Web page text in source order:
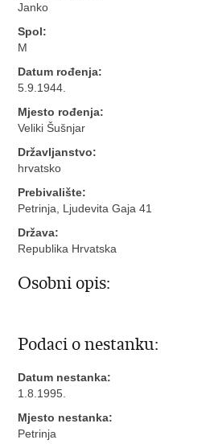
Janko
Spol:
M
Datum rođenja:
5.9.1944.
Mjesto rođenja:
Veliki Šušnjar
Državljanstvo:
hrvatsko
Prebivalište:
Petrinja, Ljudevita Gaja 41
Država:
Republika Hrvatska
Osobni opis:
Podaci o nestanku:
Datum nestanka:
1.8.1995.
Mjesto nestanka:
Petrinja